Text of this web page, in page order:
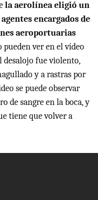
la aerolínea eligió un
encargados de
aeroportuarias
pueden ver en el vídeo
desalojo fue violento,
y a rastras por
se puede observar
de sangre en la boca, y
tiene que volver a